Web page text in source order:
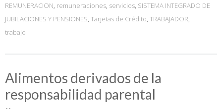
REMUNERACION, remuneraciones, servicios, SISTEMA INTEGRADO DE
JUBILACIONES Y PENSIONES, Tarjetas de Crédito, TRABAJADOR,
trabajo
Alimentos derivados de la
responsabilidad parental